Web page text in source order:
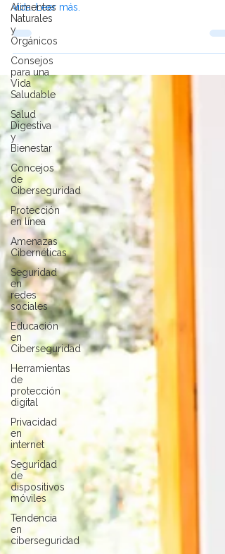
Alimentos
Naturales
y
Orgánicos
Consejos
para una
Vida
Saludable
Salud
Digestiva
y
Bienestar
Concejos
de
Ciberseguridad
Protección
en línea
Amenazas
Cibernéticas
Seguridad
en
redes
sociales
Educación
en
Ciberseguridad
Herramientas
de
protección
digital
Privacidad
en
internet
Seguridad
de
dispositivos
móviles
Tendencia
en
ciberseguridad
positividad
A través de personajes entrañables y lecciones
profundas, las películas nos invitan a celebrar la
vida. Leer más.